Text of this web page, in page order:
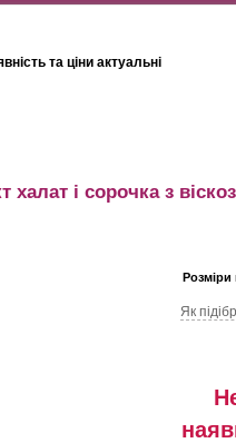
та ціни актуальні
і сорочка з
Розміри
Як